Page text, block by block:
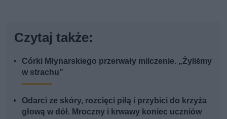
Czytaj także:
Córki Młynarskiego przerwały milczenie. „Żyliśmy
w strachu”
Odarci ze skóry, rozcięci piłą i przybici do krzyża
głową w dół. Mroczny i krwawy koniec uczniów